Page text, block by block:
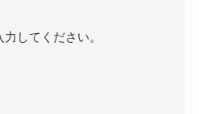
してください。